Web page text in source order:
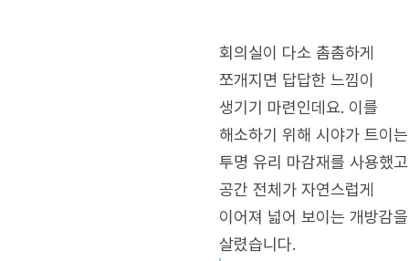
회의실이 다소 촘촘하게
쪼개지면 답답한 느낌이
생기기 마련인데요. 이를
해소하기 위해 시야가 트이는
투명 유리 마감재를 사용했고
공간 전체가 자연스럽게
이어져 넓어 보이는 개방감을
살렸습니다.